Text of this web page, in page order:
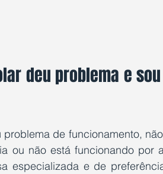
deu problema e
problema de funcionamento,
ou não está funcionando por
especializada e de